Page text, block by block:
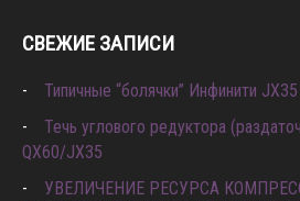
СВЕЖИЕ ЗАПИСИ
Типичные “болячки” Инфинити
Течь углового редуктора
QX60/JX35
УВЕЛИЧЕНИЕ РЕСУРСА